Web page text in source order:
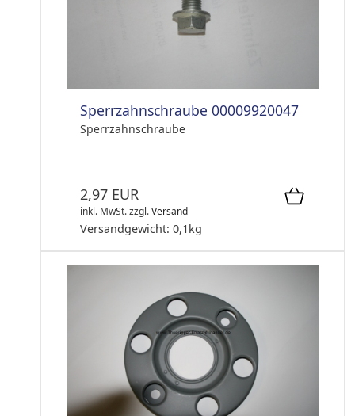
Sperrzahnschraube 00009920047
Sperrzahnschraube
2,97 EUR
inkl. MwSt.zzgl.Versand
Versandgewicht: 0,1 kg